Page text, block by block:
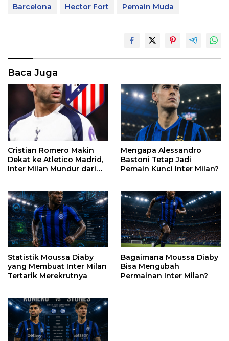
Barcelona Hector Fort Pemain Muda
Baca Juga
Cristian Romero Makin
Dekat ke Atletico Madrid,
Inter Milan Mundur dari
Mengapa Alessandro
Bastoni Tetap Jadi
Pemain Kunci Inter Milan?
Statistik Moussa Diaby
yang Membuat Inter Milan
Tertarik Merekrutnya
Bagaimana Moussa Diaby
Bisa Mengubah
Permainan Inter Milan?